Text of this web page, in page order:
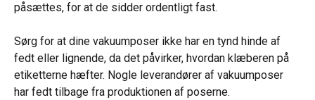
påsættes, for at de sidder ordentligt fast.
Sørg for at dine vakuumposer ikke har en tynd hinde af
fedt eller lignende, da det påvirker, hvordan klæberen på
etiketterne hæfter. Nogle leverandører af vakuumposer
har fedt tilbage fra produktionen af poserne.